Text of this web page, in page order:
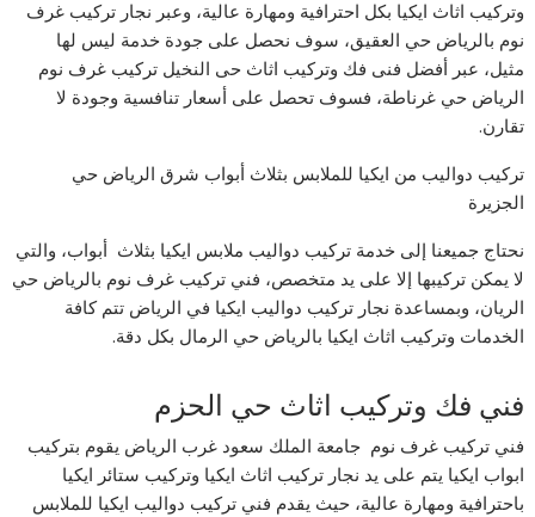
وتركيب اثاث ايكيا بكل احترافية ومهارة عالية، وعبر نجار تركيب غرف
نوم بالرياض حي العقيق، سوف نحصل على جودة خدمة ليس لها
مثيل، عبر أفضل فنى فك وتركيب اثاث حى النخيل تركيب غرف نوم
الرياض حي غرناطة، فسوف تحصل على أسعار تنافسية وجودة لا
تقارن.
تركيب دواليب من ايكيا للملابس بثلاث أبواب شرق الرياض حي
الجزيرة
نحتاج جميعنا إلى خدمة تركيب دواليب ملابس ايكيا بثلاث أبواب، والتي
لا يمكن تركيبها إلا على يد متخصص، فني تركيب غرف نوم بالرياض حي
الريان، وبمساعدة نجار تركيب دواليب ايكيا في الرياض تتم كافة
الخدمات وتركيب اثاث ايكيا بالرياض حي الرمال بكل دقة.
فني فك وتركيب اثاث حي الحزم
فني تركيب غرف نوم جامعة الملك سعود غرب الرياض يقوم بتركيب
ابواب ايكيا يتم على يد نجار تركيب اثاث ايكيا وتركيب ستائر ايكيا
باحترافية ومهارة عالية، حيث يقدم فني تركيب دواليب ايكيا للملابس